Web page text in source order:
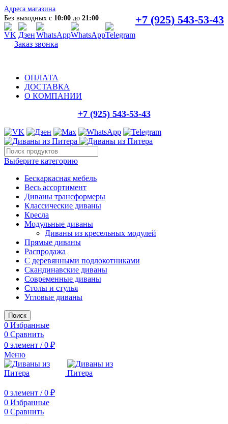
Адреса магазина
+7 (925) 543-53-43
Без выходных с 10:00 до 21:00
Заказ звонка
ОПЛАТА
ДОСТАВКА
О КОМПАНИИ
+7 (925) 543-53-43
Выберите категорию
Бескаркасная мебель
Весь ассортимент
Диваны трансформеры
Классические диваны
Кресла
Модульные диваны
Диваны из кресельных модулей
Прямые диваны
Распродажа
С деревянными подлокотниками
Скандинавские диваны
Современные диваны
Столы и стулья
Угловые диваны
Поиск
0 Избранные
0 Сравнить
0 элемент / 0 ₽
Меню
0 элемент / 0 ₽
0 Избранные
0 Сравнить